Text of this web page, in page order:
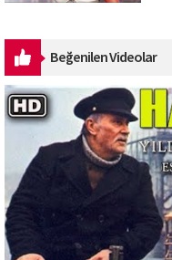
Beğenilen Videolar